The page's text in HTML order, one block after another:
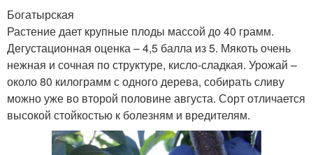
Богатырская
Растение дает крупные плоды массой до 40 грамм.
Дегустационная оценка – 4,5 балла из 5. Мякоть очень
нежная и сочная по структуре, кисло-сладкая. Урожай –
около 80 килограмм с одного дерева, собирать сливу
можно уже во второй половине августа. Сорт отличается
высокой стойкостью к болезням и вредителям.